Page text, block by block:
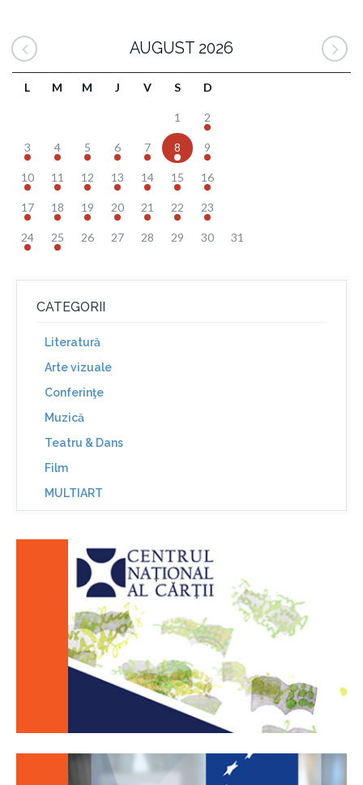
AUGUST 2026
L M M J V S D
1 2
3 4 5 6 7 8 9
10 11 12 13 14 15 16
17 18 19 20 21 22 23
24 25 26 27 28 29 30 31
CATEGORII
Literatură
Arte vizuale
Conferinţe
Muzică
Teatru & Dans
Film
MULTIART